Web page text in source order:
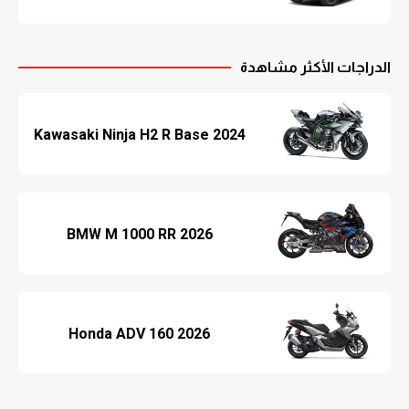
الدراجات الأكثر مشاهدة
2024 Kawasaki Ninja H2 R Base
2026 BMW M 1000 RR
2026 Honda ADV 160